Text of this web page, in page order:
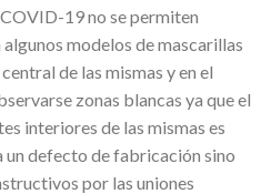
19 no se permiten
modelos de mascarillas
de las mismas y en el
zonas blancas ya que el
interiores de las mismas es
un defecto de fabricación sino
por las uniones